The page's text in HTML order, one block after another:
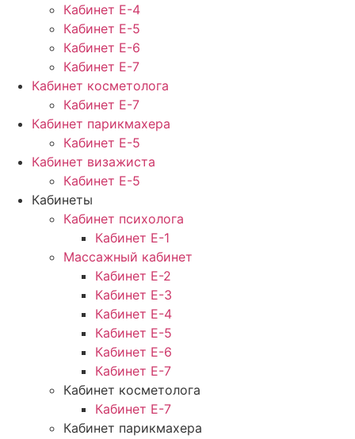
Кабинет Е-4
Кабинет Е-5
Кабинет Е-6
Кабинет Е-7
Кабинет косметолога
Кабинет Е-7
Кабинет парикмахера
Кабинет Е-5
Кабинет визажиста
Кабинет Е-5
Кабинеты
Кабинет психолога
Кабинет Е-1
Массажный кабинет
Кабинет Е-2
Кабинет Е-3
Кабинет Е-4
Кабинет Е-5
Кабинет Е-6
Кабинет Е-7
Кабинет косметолога
Кабинет Е-7
Кабинет парикмахера